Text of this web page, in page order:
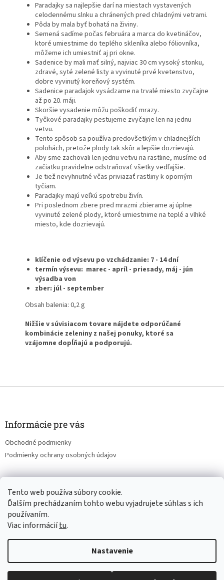
Tento web používa súbory cookie.
Ďalším prechádzaním tohto webu vyjadrujete súhlas s ich
používaním.
Viac informáciítu.
Nastavenie
Paradajky sa najlepšie darí na miestach vystavených
celodennému slnku a chránených pred chladnými vetrami.
Pôda by mala byť bohatá na živiny.
Semená sadíme počas februára a marca do kvetináčov,
ktoré umiestnime do teplého skleníka alebo fóliovníka,
môžeme ich umiestniť aj pri okne.
Sadenice by mali mať silný, najviac 30 cm vysoký stonku,
zdravé, syté zelené listy a vyvinuté prvé kvetenstvo,
dobre vyvinutý koreňový systém.
Sadenice paradajok vysádzame na trvalé miesto zvyčajne
až po 20. máji.
Skoršie vysadenie môžu poškodiť mrazy.
Tyčkové paradajky pestujeme zvyčajne len na jednu
vetvu.
Tento spôsob sa používa predovšetkým v chladnejších
polohách, pretože plody tak skôr a lepšie dozrievajú.
Aby sme zachovali len jednu vetvu na rastline, musíme od
začiatku pravidelne odstraňovať všetky vedľajšie.
Je tiež nevyhnutné včas priviazať rastliny k oporným
tyčiam.
Paradajky majú veľkú spotrebu živín.
Pri poslednom zbere pred mrazmi zbierame aj úplne
vyvinuté zelené plody, ktoré umiestnime na teplé a vlhké
miesto, kde dozrievajú.
klíčenie od výsevu po vzchádzanie: 7 - 14 dní
termín výsevu: marec - apríl - priesady, máj - jún
výsadba von
zber: júl - september
Obsah balenia: 0,2 g
Nižšie v súvisiacom tovare nájdete odporúčané
kombinácie zeleniny z našej ponuky, ktoré sa
vzájomne dopĺňajú a podporujú.
Z
Informácie pre vás
Obchodné podmienky
Podmienky ochrany osobných údajov
pestujmezdravo.sk
Copyright 2026🥕 pestujmezdravo.sk. Všetky práva vyhradené.